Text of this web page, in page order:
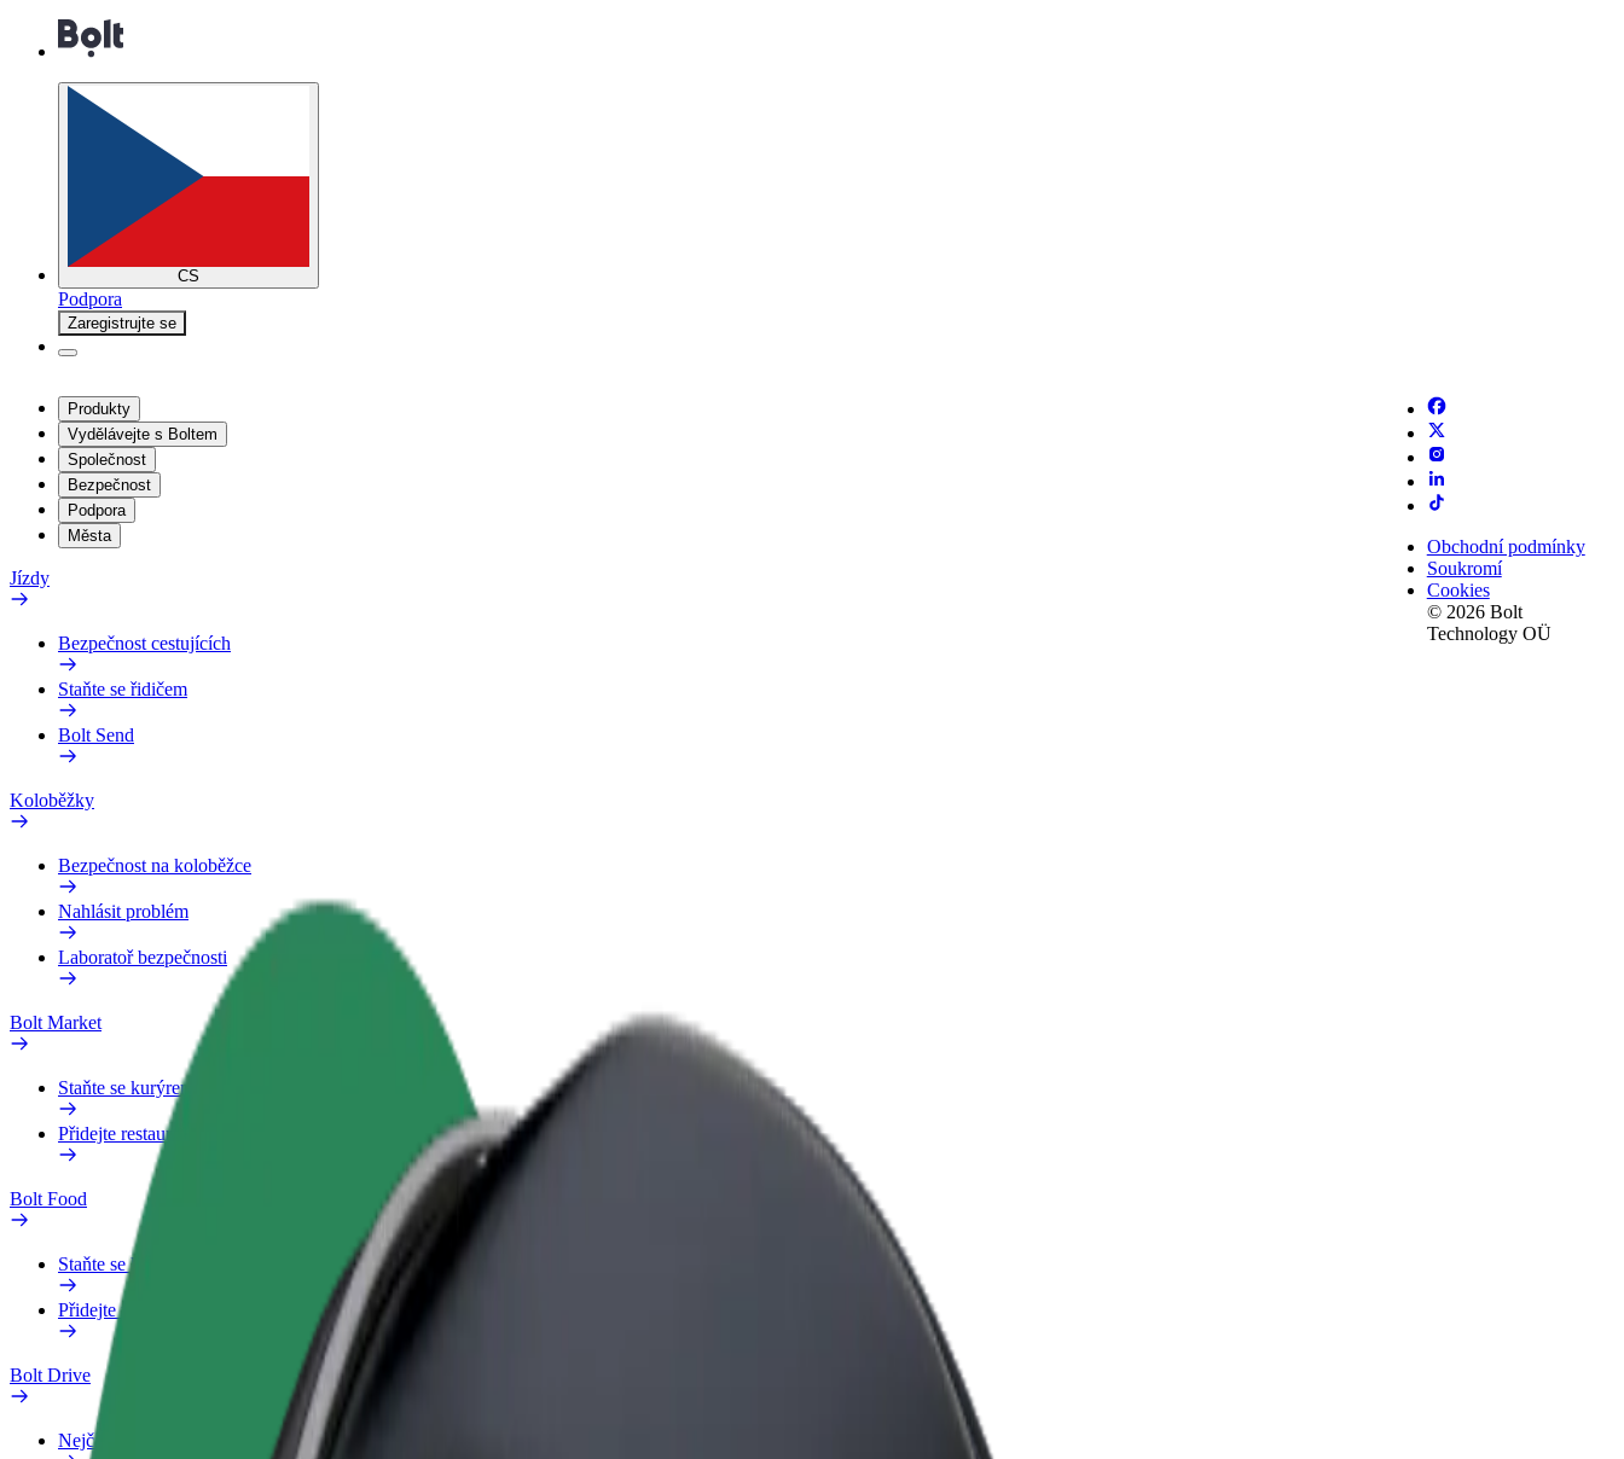
CS
Podpora
Zaregistrujte se
Produkty
Vydělávejte s Boltem
Společnost
Bezpečnost
Podpora
Města
Jízdy
Bezpečnost cestujících
Staňte se řidičem
Bolt Send
Koloběžky
Bezpečnost na koloběžce
Nahlásit problém
Laboratoř bezpečnosti
Bolt Market
Staňte se kurýrem
Přidejte restauraci nebo obchod
Bolt Food
Staňte se kurýrem
Přidejte restauraci nebo obchod
Bolt Drive
Nejčastější otázky
Obchodní podmínky
Soukromí
Cookies
© 2026 Bolt
Technology OÜ